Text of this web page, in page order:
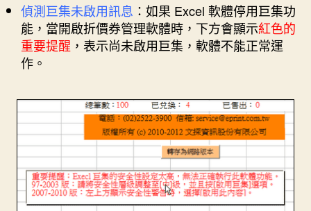
偵測巨集未啟用訊息 ：如果 Excel 軟體停用巨集功
能，當開啟折價券管理軟體時，下方會顯示紅色的
重要提醒 ，表示尚未啟用巨集，軟體不能正常運
作。